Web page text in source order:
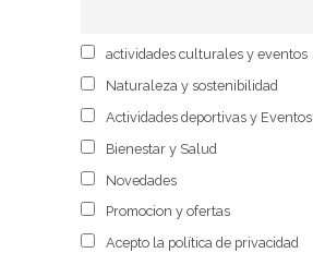
actividades culturales y eventos
Naturaleza y sostenibilidad
Actividades deportivas y Eventos
Bienestar y Salud
Novedades
Promocion y ofertas
Acepto la política de privacidad